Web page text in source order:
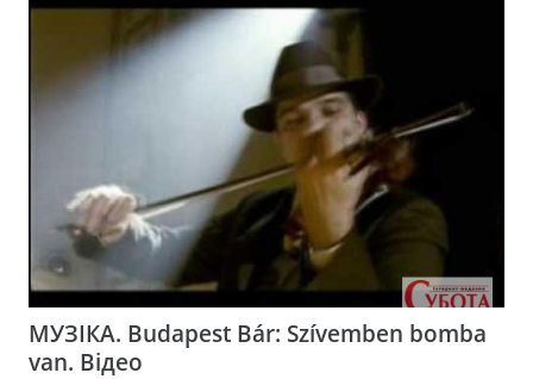
МУЗІКА. Budapest Bár: Szívemben bomba
van. Відео